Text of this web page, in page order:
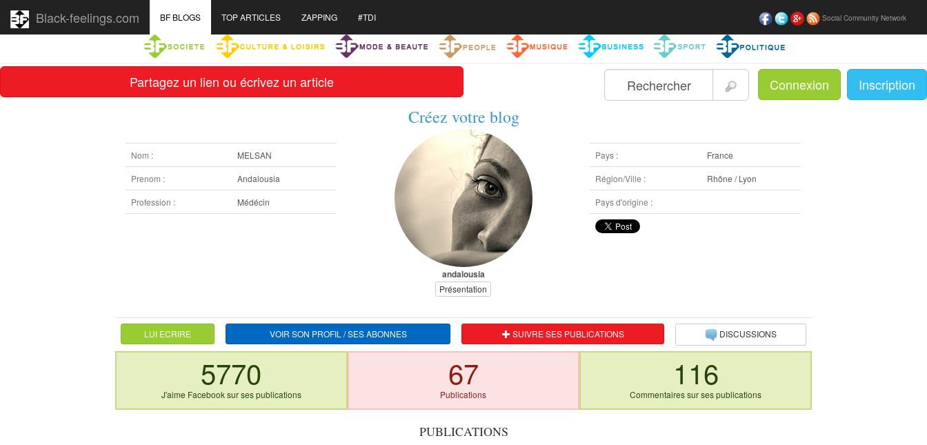
Partagez un lien ou écrivez un article Connexion Inscription
Black-feelings.com Social Community Network
BF BLOGS TOP ARTICLES ZAPPING #TDI
Créez votre blog
Nom :
MELSAN
Prenom :
Andalousia
Profession :
Médécin
andalousia
Présentation
Pays :
France
Région/Ville :
Rhône / Lyon
Pays d'origine :
LUI ECRIRE VOIR SON PROFIL / SES ABONNES SUIVRE SES PUBLICATIONS DISCUSSIONS
5770
J'aime Facebook sur ses publications
67
Publications
116
Commentaires sur ses publications
PUBLICATIONS